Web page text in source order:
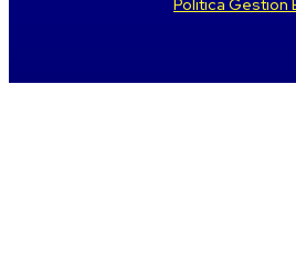
Politica Gestion